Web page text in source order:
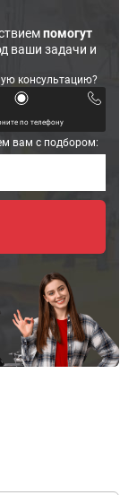
помогут
ваши задачи и
консультацию?
по телефону
вам с подбором: